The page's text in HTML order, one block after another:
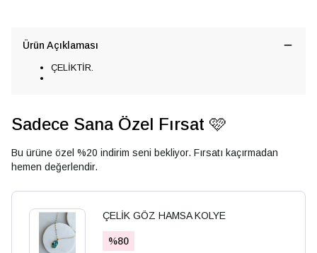
Ürün Açıklaması
ÇELİKTİR.
Sadece Sana Özel Fırsat 🩷
Bu ürüne özel %20 indirim seni bekliyor. Fırsatı kaçırmadan
hemen değerlendir.
ÇELİK GÖZ HAMSA KOLYE
%80